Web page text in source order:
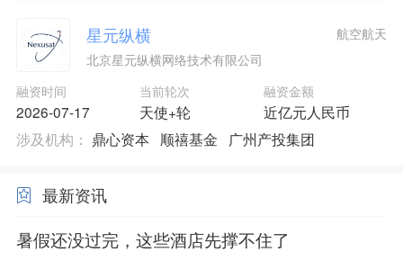
星元纵横
北京星元纵横网络技术有限公司
融资时间
2026-07-17
当前轮次
天使+轮
融资金额
近亿元人民币
航空航天
涉及机构： 鼎心资本 顺禧基金 广州产投集团
最新资讯
暑假还没过完，这些酒店先撑不住了